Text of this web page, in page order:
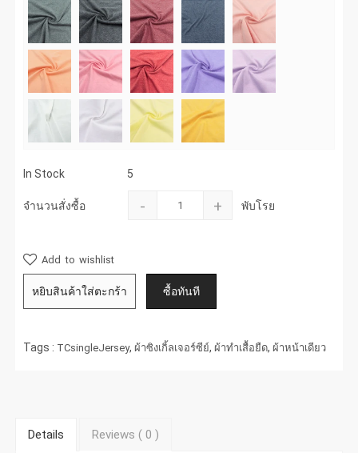
In Stock 5
จำนวนสั่งซื้อ - + พับโรย
Add to wishlist
Tags : TCsingleJersey,ผ้าซิงเกิ้ลเจอร์ซีย์,ผ้าทำเสื้อยืด,ผ้าหน้าเดียว
Details Reviews ( 0)